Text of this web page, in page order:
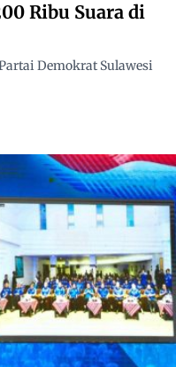
Ribu Suara di
Demokrat Sulawesi